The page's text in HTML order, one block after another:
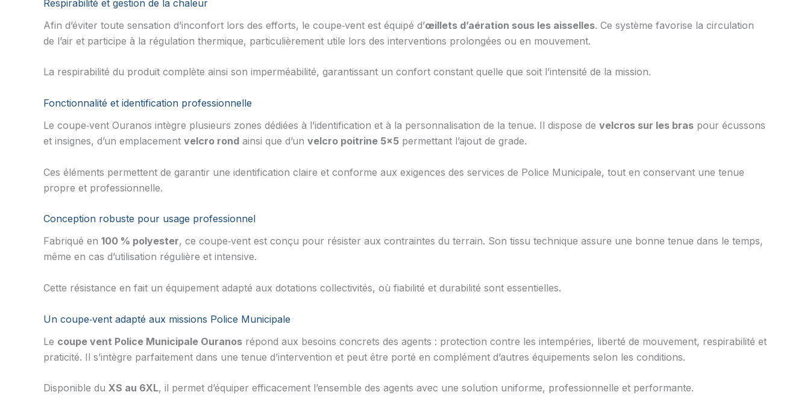
Respirabilité et gestion de la chaleur
Afin d’éviter toute sensation d’inconfort lors des efforts, le coupe‑vent est équipé d’œillets d’aération sous les aisselles. Ce système favorise la circulation
de l’air et participe à la régulation thermique, particulièrement utile lors des interventions prolongées ou en mouvement.
La respirabilité du produit complète ainsi son imperméabilité, garantissant un confort constant quelle que soit l’intensité de la mission.
Fonctionnalité et identification professionnelle
Le coupe‑vent Ouranos intègre plusieurs zones dédiées à l’identification et à la personnalisation de la tenue. Il dispose de velcros sur les bras pour écussons
et insignes, d’un emplacement velcro rond ainsi que d’un velcro poitrine 5×5 permettant l’ajout de grade.
Ces éléments permettent de garantir une identification claire et conforme aux exigences des services de Police Municipale, tout en conservant une tenue
propre et professionnelle.
Conception robuste pour usage professionnel
Fabriqué en 100 % polyester, ce coupe‑vent est conçu pour résister aux contraintes du terrain. Son tissu technique assure une bonne tenue dans le temps,
même en cas d’utilisation régulière et intensive.
Cette résistance en fait un équipement adapté aux dotations collectivités, où fiabilité et durabilité sont essentielles.
Un coupe‑vent adapté aux missions Police Municipale
Le coupe vent Police Municipale Ouranos répond aux besoins concrets des agents : protection contre les intempéries, liberté de mouvement, respirabilité et
praticité. Il s’intègre parfaitement dans une tenue d’intervention et peut être porté en complément d’autres équipements selon les conditions.
Disponible du XS au 6XL, il permet d’équiper efficacement l’ensemble des agents avec une solution uniforme, professionnelle et performante.